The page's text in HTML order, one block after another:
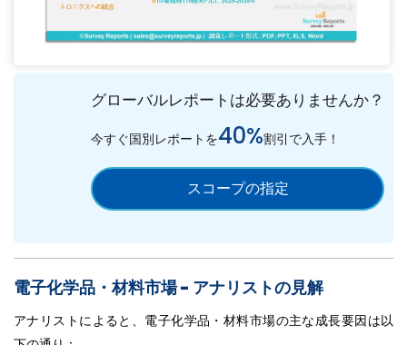
グローバルレポートは必要ありませんか？
今すぐ国別レポートを40%割引で入手！
スコープの指定
電子化学品・材料市場 - アナリストの見解
アナリストによると、電子化学品・材料市場の主な成長要因は以